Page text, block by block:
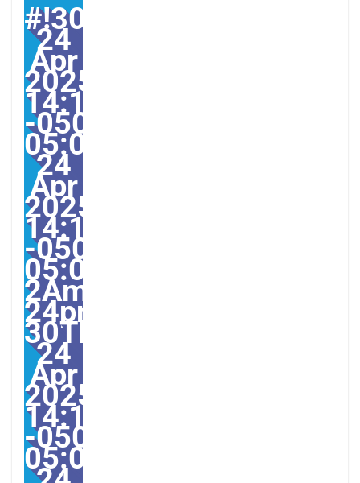
#!30Thu,
24
Apr
2025
14:19:00
-0500-
05:000030#30Thu,
24
Apr
2025
14:19:00
-0500-
05:00-
2America/
24pm30pm-
30Thu,
24
Apr
2025
14:19:00
-0500-
05:002America/